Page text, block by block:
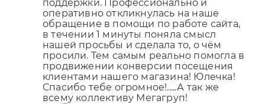
поддержки. Профессионально и
оперативно откликнулась на наше
обращение в помощи по работе сайта,
в течении 1 минуты поняла смысл
нашей просьбы и сделала то, о чём
просили. Тем самым реально помогла в
продвижении конверсии посещения
клиентами нашего магазина! Юлечка!
Спасибо тебе огромное!.....А так же
всему коллективу Мегагруп!